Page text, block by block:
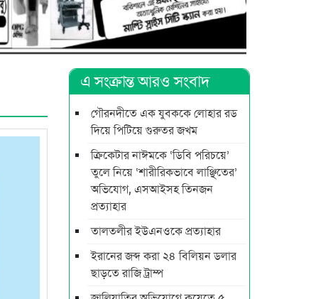
এ সংক্রান্ত আরও সংবাদ
গৌরনদীতে এক যুবককে লোহার রড
দিয়ে পিটিয়ে গুরুতর জখম
ক্রিকেটার নাঈমকে ‘ডিবি পরিচয়ে’
তুলে নিয়ে ‘শারীরিকভাবে লাঞ্ছিতের’
অভিযোগ, এসআইসহ তিনজন
প্রত্যাহার
তালতলীর ইউএনওকে প্রত্যাহার
ইরানের জব্দ করা ২৪ বিলিয়ন ডলার
ছাড়তে রাজি ট্রাম্প